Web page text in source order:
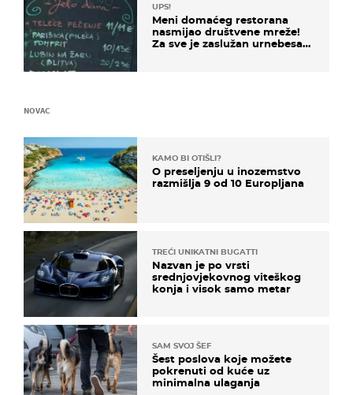
UPS!
Meni domaćeg restorana
nasmijao društvene mreže!
Za sve je zaslužan urnebesan
NOVAC
KAMO BI OTIŠLI?
O preseljenju u inozemstvo
razmišlja 9 od 10 Europljana
TREĆI UNIKATNI BUGATTI
Nazvan je po vrsti
srednjovjekovnog viteškog
konja i visok samo metar
SAM SVOJ ŠEF
Šest poslova koje možete
pokrenuti od kuće uz
minimalna ulaganja